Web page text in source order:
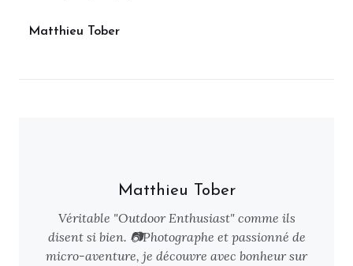
Matthieu Tober
Matthieu Tober
Véritable "Outdoor Enthusiast" comme ils
disent si bien. 📷Photographe et passionné de
micro-aventure, je découvre avec bonheur sur